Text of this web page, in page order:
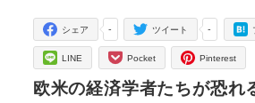
-
シェア -
ツイート
LINE Pocket Pinterest
欧米の経済学者たちが恐れ